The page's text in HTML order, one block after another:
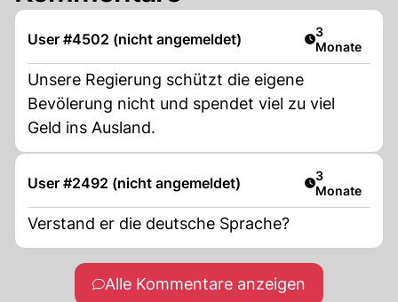
User #4502 (nicht angemeldet) Artikel
3
Monate
Unsere Regierung schützt die eigene
Bevölerung nicht und spendet viel zu viel
Geld ins Ausland.
User #2492 (nicht angemeldet) Artikel
3
Monate
Verstand er die deutsche Sprache?
Alle Kommentare anzeigen